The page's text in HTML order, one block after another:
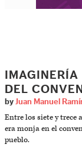
DEL
by Juan Manuel
Entre los siete y trece
era monja en el
pueblo.